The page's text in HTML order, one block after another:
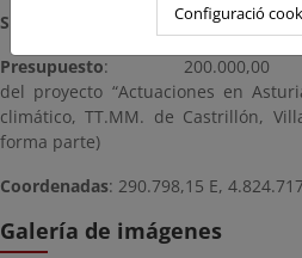
Situación:
Terminada (2015)
Presupuesto:
del proyecto “Actuaciones en
climático, TT.MM. de Castrillón,
forma parte)
Coordenadas: 290.798,15 E,
Galería de imágenes
Configuració